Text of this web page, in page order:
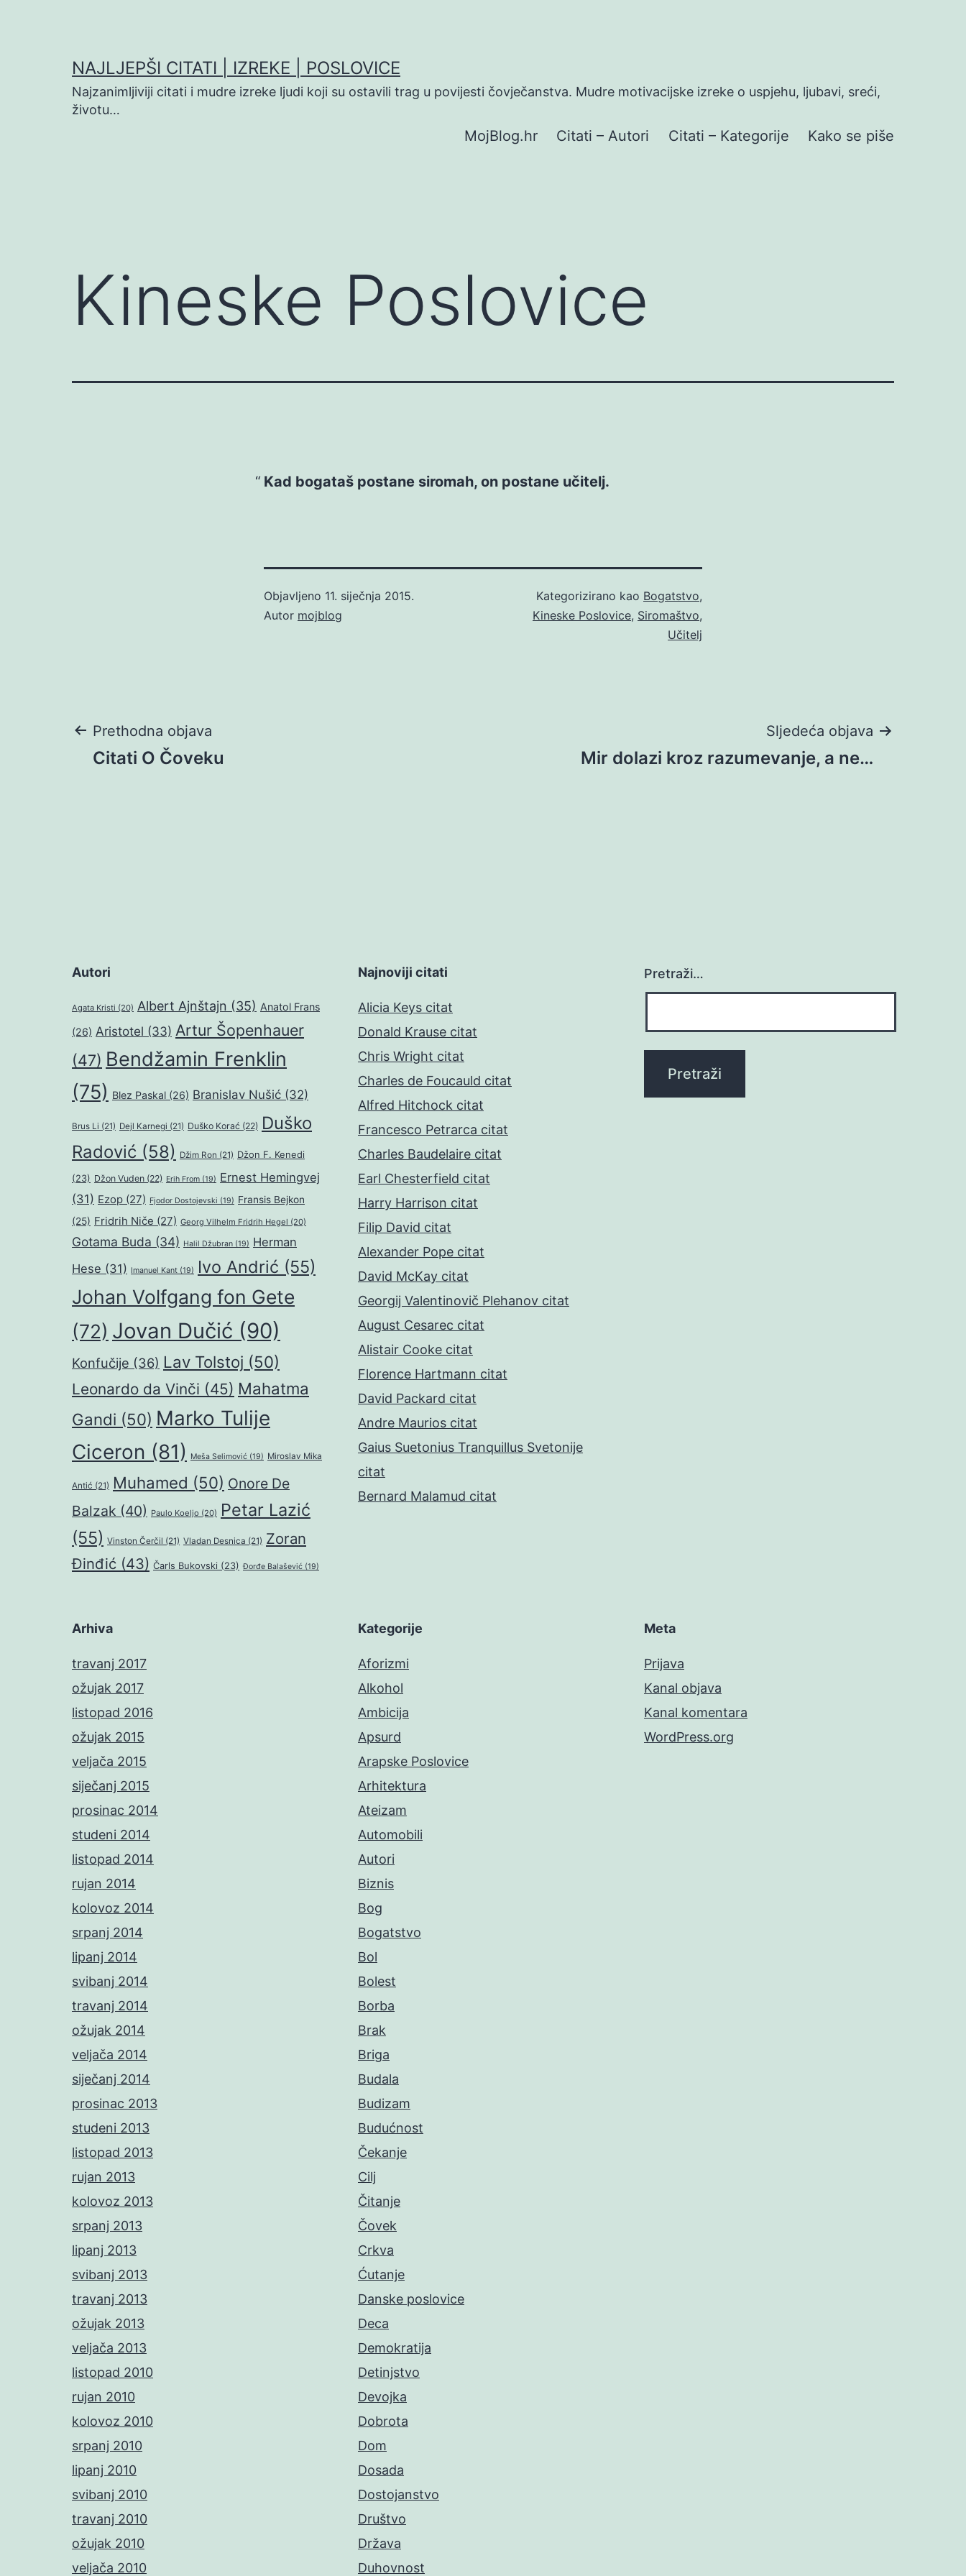
NAJLJEPŠI CITATI | IZREKE | POSLOVICE
Najzanimljiviji citati i mudre izreke ljudi koji su ostavili trag u povijesti čovječanstva. Mudre motivacijske izreke o uspjehu, ljubavi, sreći,
životu…
MojBlog.hr Citati – Autori Citati – Kategorije Kako se piše
Kineske Poslovice
Kad bogataš postane siromah, on postane učitelj.
Objavljeno 11. siječnja 2015.
Autor mojblog
Kategorizirano kao Bogatstvo,
Kineske Poslovice, Siromaštvo,
Učitelj
Navigacija
Prethodna objava
Citati O Čoveku
Sljedeća objava
Mir dolazi kroz razumevanje, a ne…
Autori
Agata Kristi (20) Albert Ajnštajn (35) Anatol Frans
(26) Aristotel (33) Artur Šopenhauer
(47) Bendžamin Frenklin
(75) Blez Paskal (26) Branislav Nušić (32)
Brus Li (21) Dejl Karnegi (21) Duško Korać (22) Duško
Radović (58) Džim Ron (21) Džon F. Kenedi
(23) Džon Vuden (22) Erih From (19) Ernest Hemingvej
(31) Ezop (27) Fjodor Dostojevski (19) Fransis Bejkon
(25) Fridrih Niče (27) Georg Vilhelm Fridrih Hegel (20)
Gotama Buda (34) Halil Džubran (19) Herman
Hese (31) Imanuel Kant (19) Ivo Andrić (55)
Johan Volfgang fon Gete
(72) Jovan Dučić (90)
Konfučije (36) Lav Tolstoj (50)
Leonardo da Vinči (45) Mahatma
Gandi (50) Marko Tulije
Ciceron (81) Meša Selimović (19) Miroslav Mika
Antić (21) Muhamed (50) Onore De
Balzak (40) Paulo Koeljo (20) Petar Lazić
(55) Vinston Čerčil (21) Vladan Desnica (21) Zoran
Đinđić (43) Čarls Bukovski (23) Đorđe Balašević (19)
Najnoviji citati
Alicia Keys citat
Donald Krause citat
Chris Wright citat
Charles de Foucauld citat
Alfred Hitchock citat
Francesco Petrarca citat
Charles Baudelaire citat
Earl Chesterfield citat
Harry Harrison citat
Filip David citat
Alexander Pope citat
David McKay citat
Georgij Valentinovič Plehanov citat
August Cesarec citat
Alistair Cooke citat
Florence Hartmann citat
David Packard citat
Andre Maurios citat
Gaius Suetonius Tranquillus Svetonije
citat
Bernard Malamud citat
Pretraži…
Arhiva
travanj 2017
ožujak 2017
listopad 2016
ožujak 2015
veljača 2015
siječanj 2015
prosinac 2014
studeni 2014
listopad 2014
rujan 2014
kolovoz 2014
srpanj 2014
lipanj 2014
svibanj 2014
travanj 2014
ožujak 2014
veljača 2014
siječanj 2014
prosinac 2013
studeni 2013
listopad 2013
rujan 2013
kolovoz 2013
srpanj 2013
lipanj 2013
svibanj 2013
travanj 2013
ožujak 2013
veljača 2013
listopad 2010
rujan 2010
kolovoz 2010
srpanj 2010
lipanj 2010
svibanj 2010
travanj 2010
ožujak 2010
veljača 2010
Kategorije
Aforizmi
Alkohol
Ambicija
Apsurd
Arapske Poslovice
Arhitektura
Ateizam
Automobili
Autori
Biznis
Bog
Bogatstvo
Bol
Bolest
Borba
Brak
Briga
Budala
Budizam
Budućnost
Čekanje
Cilj
Čitanje
Čovek
Crkva
Ćutanje
Danske poslovice
Deca
Demokratija
Detinjstvo
Devojka
Dobrota
Dom
Dosada
Dostojanstvo
Društvo
Država
Duhovnost
Meta
Prijava
Kanal objava
Kanal komentara
WordPress.org